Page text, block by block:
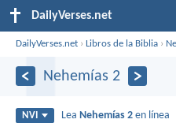
DailyVerses.net
DailyVerses.net ›Libros de la Biblia ›
Nehemías 2
NVI Lea Nehemías 2 en línea